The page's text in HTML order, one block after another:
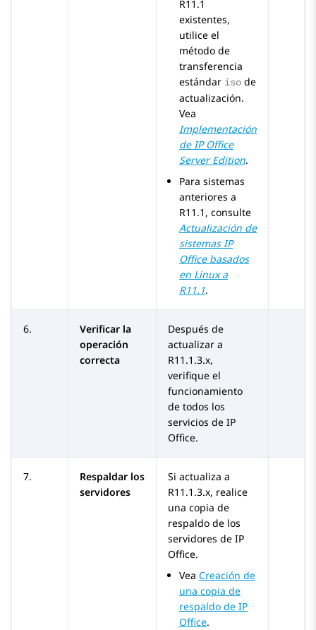
R11.1
existentes,
utilice el
método de
transferencia
estándar iso de
actualización.
Vea
Implementación
deIP Office
Server Edition.
Para sistemas
anteriores a
R11.1, consulte
Actualización de
sistemas IP
Office basados
en Linux a
R11.1.
6.
Verificar la
operación
correcta
Después de
actualizar a
R11.1.3.x,
verifique el
funcionamiento
de todos los
servicios de IP
Office.
7.
Respaldar los
servidores
Si actualiza a
R11.1.3.x, realice
una copia de
respaldo de los
servidores de IP
Office.
Vea Creación de
una copia de
respaldo de IP
Office.